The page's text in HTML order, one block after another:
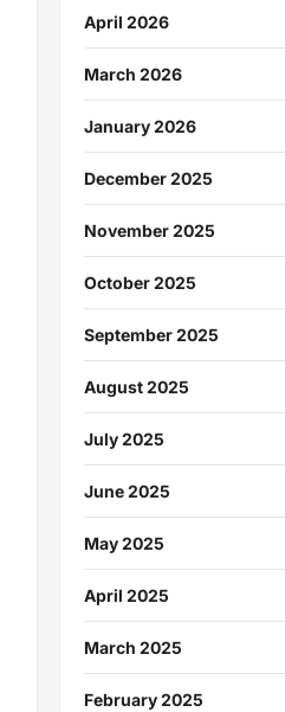
April 2026
March 2026
January 2026
December 2025
November 2025
October 2025
September 2025
August 2025
July 2025
June 2025
May 2025
April 2025
March 2025
February 2025